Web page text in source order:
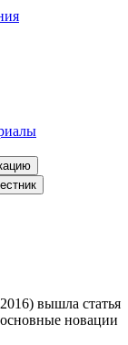
вышла статья
новации